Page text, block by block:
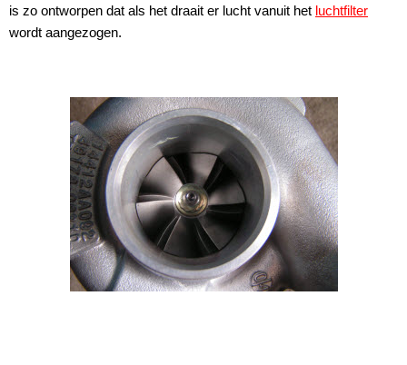
is zo ontworpen dat als het draait er lucht vanuit het luchtfilter
wordt aangezogen.